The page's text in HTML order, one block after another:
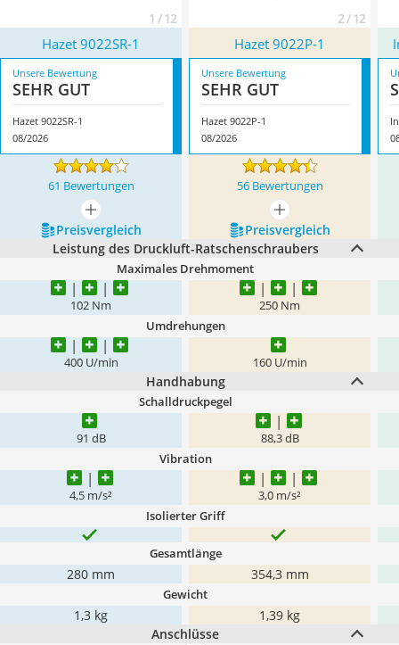
1 / 12 2 / 12
Hazet 9022SR-1 Hazet 9022P-1
Unsere Bewertung
SEHR GUT
Hazet 9022SR-1
08/2026
Unsere Bewertung
SEHR GUT
Hazet 9022P-1
08/2026
61 Bewertungen 56 Bewertungen
mehr anzeigen
mehr anzeigen
Preis­vergleich
Preis­vergleich
Leistung des Druckluft-Ratschenschraubers
Maximales Drehmoment
102 Nm 250 Nm
Umdrehungen
400 U/min 160 U/min
Handhabung
Schalldruckpegel
91 dB 88,3 dB
Vibration
4,5 m/s² 3,0 m/s²
Isolierter Griff
Gesamtlänge
280 mm 354,3 mm
Gewicht
1,3 kg
1,39 kg
Anschlüsse